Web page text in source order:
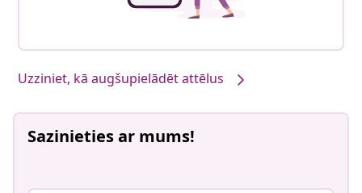
Uzziniet, kā augšupielādēt attēlus
Sazinieties ar mums!